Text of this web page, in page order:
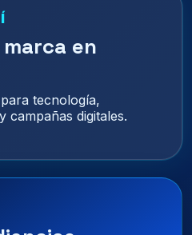
en
tecnología,
campañas digitales.